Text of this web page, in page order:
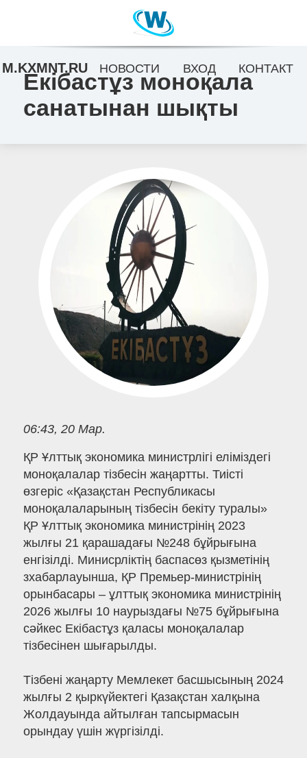
Екібастұз моноқала
санатынан шықты
06:43, 20 Мар.
ҚР Ұлттық экономика министрлігі еліміздегі
моноқалалар тізбесін жаңартты. Тиісті
өзгеріс «Қазақстан Республикасы
моноқалаларының тізбесін бекіту туралы»
ҚР Ұлттық экономика министрінің 2023
жылғы 21 қарашадағы №248 бұйрығына
енгізілді. Минисрліктің баспасөз қызметінің
зхабарлауынша, ҚР Премьер-министрінің
орынбасары – ұлттық экономика министрінің
2026 жылғы 10 наурыздағы №75 бұйрығына
сәйкес Екібастұз қаласы моноқалалар
тізбесінен шығарылды.
Тізбені жаңарту Мемлекет басшысының 2024
жылғы 2 қыркүйектегі Қазақстан халқына
Жолдауында айтылған тапсырмасын
орындау үшін жүргізілді.
M.KXMNT.RU НОВОСТИ ВХОД КОНТАКТ